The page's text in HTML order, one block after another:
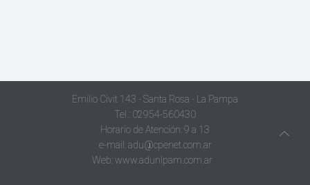
Emilio Civit 143 - Santa Rosa - La Pampa
Tel.: 02954-560430
Horario de Atención: 9 a 13
e-mail:adu@cpenet.com.ar
Web:www.adunlpam.com.ar